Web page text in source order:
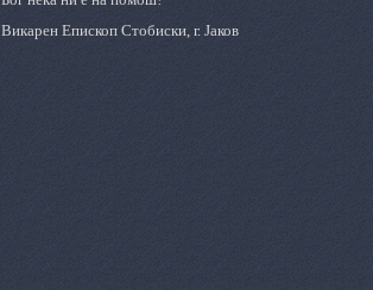
Викарен Епископ Стобиски, г. Јаков